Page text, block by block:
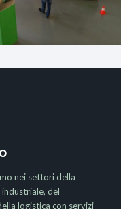
nei settori della
del
logistica con servizi